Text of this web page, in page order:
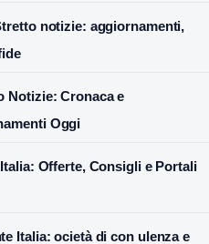
notizie: aggiornamenti,
Notizie: Cronaca e
Oggi
Offerte, Consigli e Portali
Italia: ocietà di con ulenza e